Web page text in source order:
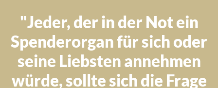
"Jeder, der in der Not ein
Spenderorgan für sich oder
seine Liebsten annehmen
würde, sollte sich die Frage